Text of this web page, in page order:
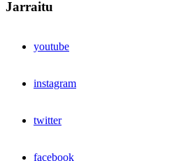
Jarraitu
youtube
instagram
twitter
facebook